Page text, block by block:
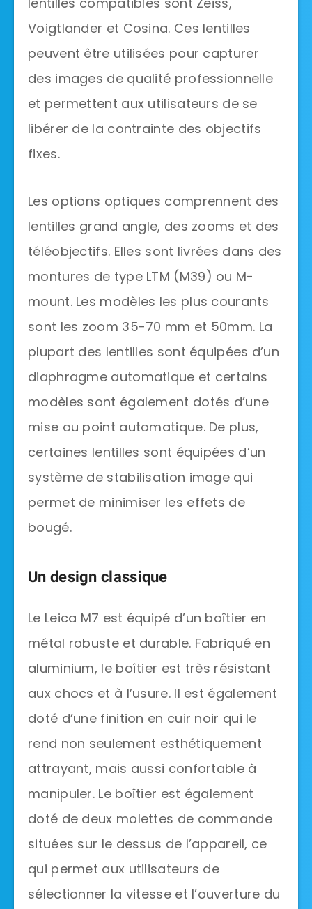
Voigtlander et Cosina. Ces lentilles
peuvent être utilisées pour capturer
des images de qualité professionnelle
et permettent aux utilisateurs de se
libérer de la contrainte des objectifs
fixes.
Les options optiques comprennent des
lentilles grand angle, des zooms et des
téléobjectifs. Elles sont livrées dans des
montures de type LTM (M39) ou M-
mount. Les modèles les plus courants
sont les zoom 35-70 mm et 50mm. La
plupart des lentilles sont équipées d’un
diaphragme automatique et certains
modèles sont également dotés d’une
mise au point automatique. De plus,
certaines lentilles sont équipées d’un
système de stabilisation image qui
permet de minimiser les effets de
bougé.
Un design classique
Le Leica M7 est équipé d’un boîtier en
métal robuste et durable. Fabriqué en
aluminium, le boîtier est très résistant
aux chocs et à l’usure. Il est également
doté d’une finition en cuir noir qui le
rend non seulement esthétiquement
attrayant, mais aussi confortable à
manipuler. Le boîtier est également
doté de deux molettes de commande
situées sur le dessus de l’appareil, ce
qui permet aux utilisateurs de
sélectionner la vitesse et l’ouverture du